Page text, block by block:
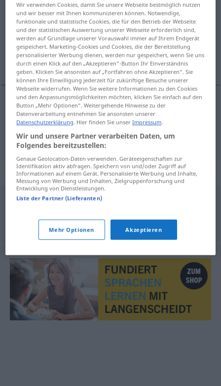
presti <predem;preo, -ela;preden>
Übersicht aller Übersetzungen
(Für mehr Details die Übersetzung anklicken/antippen)
spinnen, schnurren
spinnen presti vunu itd
schnurren prestimačka
Beispielsätze für "presti"
spinnen
Wir verwenden Cookies, damit Sie unsere Webseite bestmöglich nutzen
und wir besser mit Ihnen kommunizieren können. Notwendige,
funktionale und statistische Cookies, die für den Betrieb der Webseite
und der statistischen Auswertung unserer Webseite erforderlich sind,
werden auf Grundlage unserer Vorauswahl immer auf Ihrem Endgerät
gespeichert. Marketing-Cookies und Cookies, die der Bereitstellung
personalisierter Werbung dienen, werden nur gespeichert, wenn Sie uns
durch einen Klick auf den „Akzeptieren“-Button Ihr Einverständnis
geben. Klicken Sie ansonsten auf „Fortfahren ohne Akzeptieren“. Sie
können Ihre Einwilligung jederzeit für zukünftige Besuche unserer
Webseite widerrufen. Wenn Sie weitere Informationen zu den Cookies
und den Anpassungsmöglichkeiten möchten, klicken Sie einfach auf den
Button „Mehr Optionen“. Weitergehende Hinweise zu der
Datenverarbeitung entnehmen Sie ansonsten unserer
Datenschutzerklärung. Hier finden Sie unserImpressum.
Wir und unsere Partner verarbeiten Daten, um
Folgendes bereitzustellen:
Genaue Geolocation-Daten verwenden. Geräteeigenschaften zur
Identifikation aktiv abfragen. Speichern von und/oder Zugriff auf
Informationen auf einem Gerät. Personalisierte Werbung und Inhalte,
Messung von Werbung und Inhalten, Zielgruppenforschung und
Entwicklung von Dienstleistungen.
Liste der Partner (Lieferanten)
Mehr Optionen Akzeptieren